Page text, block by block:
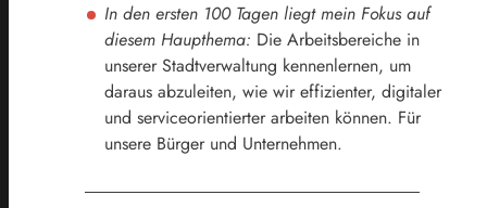
In den ersten 100 Tagen liegt mein Fokus auf
diesem Haupthema: Die Arbeitsbereiche in
unserer Stadtverwaltung kennenlernen, um
daraus abzuleiten, wie wir effizienter, digitaler
und serviceorientierter arbeiten können. Für
unsere Bürger und Unternehmen.